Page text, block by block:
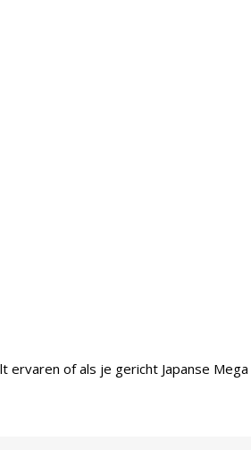
ervaren of als je gericht Japanse Mega